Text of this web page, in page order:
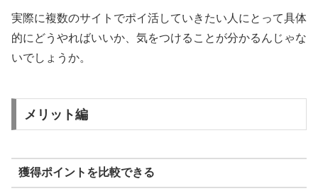
実際に複数のサイトでポイ活していきたい人にとって具体
的にどうやればいいか、気をつけることが分かるんじゃな
いでしょうか。
メリット編
獲得ポイントを比較できる